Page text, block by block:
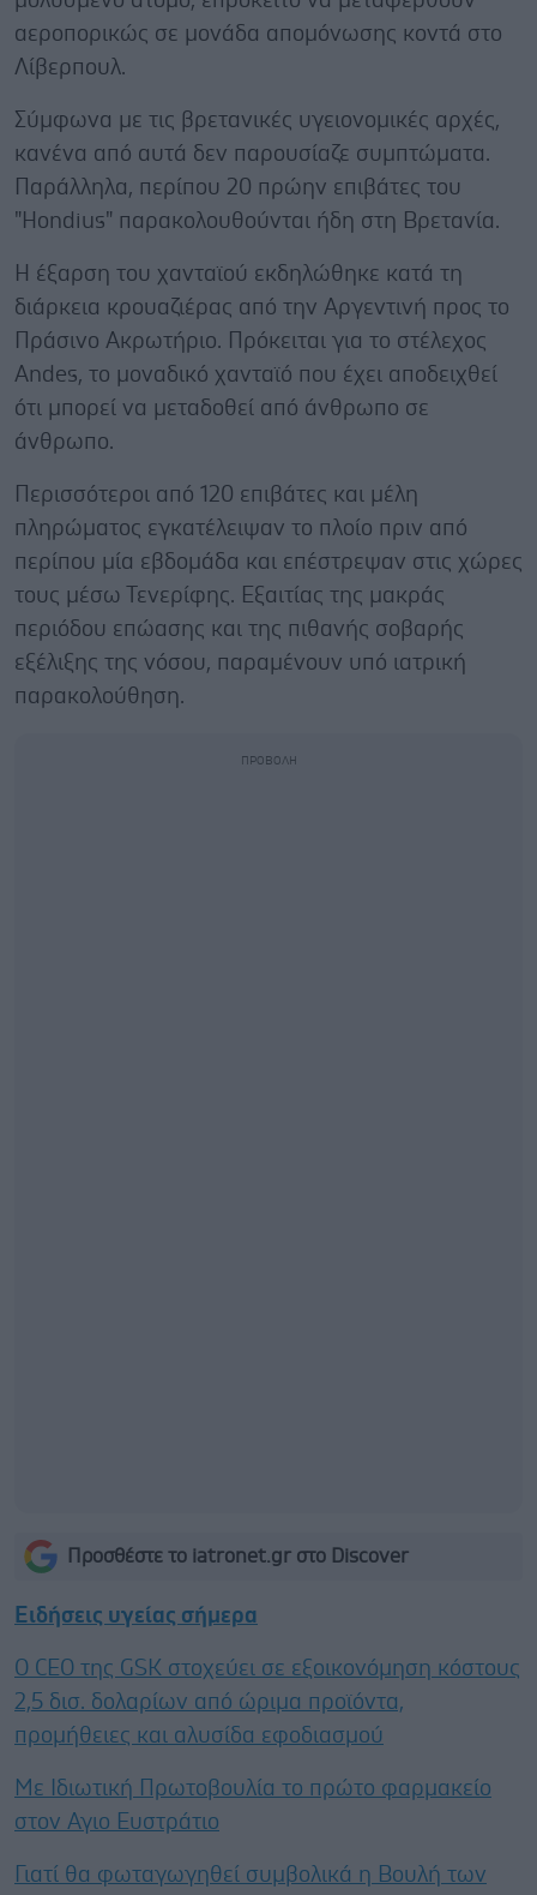
αεροπορικώς σε μονάδα απομόνωσης κοντά στο
Λίβερπουλ.
Σύμφωνα με τις βρετανικές υγειονομικές αρχές,
κανένα από αυτά δεν παρουσίαζε συμπτώματα.
Παράλληλα, περίπου 20 πρώην επιβάτες του
"Hondius" παρακολουθούνται ήδη στη Βρετανία.
Η έξαρση του χανταϊού εκδηλώθηκε κατά τη
διάρκεια κρουαζιέρας από την Αργεντινή προς το
Πράσινο Ακρωτήριο. Πρόκειται για το στέλεχος
Andes, το μοναδικό χανταϊό που έχει αποδειχθεί
ότι μπορεί να μεταδοθεί από άνθρωπο σε
άνθρωπο.
Περισσότεροι από 120 επιβάτες και μέλη
πληρώματος εγκατέλειψαν το πλοίο πριν από
περίπου μία εβδομάδα και επέστρεψαν στις χώρες
τους μέσω Τενερίφης. Εξαιτίας της μακράς
περιόδου επώασης και της πιθανής σοβαρής
εξέλιξης της νόσου, παραμένουν υπό ιατρική
παρακολούθηση.
Προσθέστε το iatronet.gr στο Discover
Ειδήσεις υγείας σήμερα
Ο CEO της GSK στοχεύει σε εξοικονόμηση κόστους
2,5 δισ. δολαρίων από ώριμα προϊόντα,
προμήθειες και αλυσίδα εφοδιασμού
Με Ιδιωτική Πρωτοβουλία το πρώτο φαρμακείο
στον Αγιο Ευστράτιο
Γιατί θα φωταγωγηθεί συμβολικά η Βουλή των